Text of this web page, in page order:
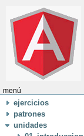
menú
ejercicios
patrones
unidades